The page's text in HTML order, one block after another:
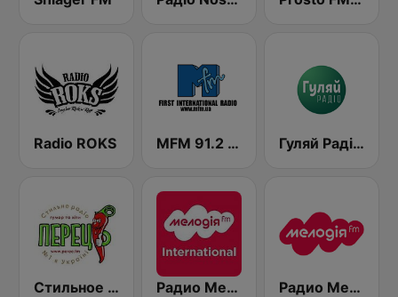
Radio ROKS MFM 91.2 FM Гуляй Радіо (Guliay Radio)
Стильное Радио - Перец ФМ (Stilnoe, perec fm) Радио Мелодия Internacional (Radio Melodia) Радио Мелодия (Radio Melodia)